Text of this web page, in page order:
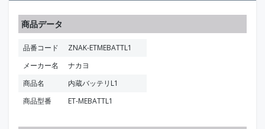
商品データ
品番コード
ZNAK-ETMEBATTL1
メーカー名
ナカヨ
商品名
内蔵バッテリL1
商品型番
ET-MEBATTL1